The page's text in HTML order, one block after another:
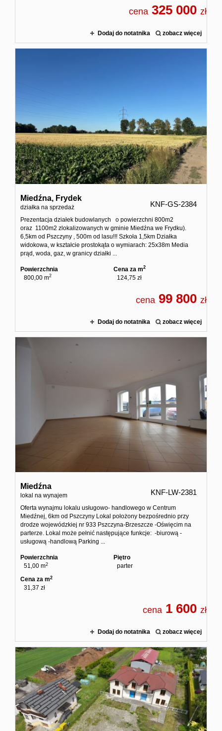
Usługi
cena 325 000 zł
Dodaj do notatnika zobacz więcej
Miedźna, Frydek
działka na sprzedaż KNF-GS-2384
Prezentacja działek budowlanych o powierzchni 800m2
oraz 1100m2 zlokalizowanych w gminie Miedźna we Frydku).
6,5km od Pszczyny , 500m od lasu!!! Szkoła 1,5km Działka
widokowa, w kształcie prostokąta o wymiarach: 25x38m Media
prąd, woda, gaz, w granicy działki ...
Powierzchnia
800,00 m2
Cena za m2
124,75 zł
cena 99 800 zł
Dodaj do notatnika zobacz więcej
Miedźna
lokal na wynajem KNF-LW-2381
Oferta wynajmu lokalu usługowo- handlowego w Centrum
Miedźnej, 6km od Pszczyny Lokal położony bezpośrednio przy
drodze wojewódzkiej nr 933 Pszczyna-Brzeszcze -Oświęcim na
parterze. Lokal może pełnić następujące funkcje: -biurową -
usługową -handlową Parking ...
Powierzchnia
51,00 m2
Piętro
parter
Cena za m2
31,37 zł
cena 1 600 zł
Dodaj do notatnika zobacz więcej